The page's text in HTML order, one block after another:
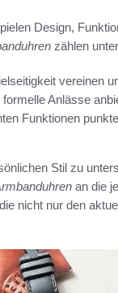
Design,
zählen
vereinen
Anlässe
Funktionen
Stil zu
an die
nicht nur den